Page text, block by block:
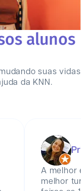
alunos
suas vidas
da KNN.
A melhor
melhor